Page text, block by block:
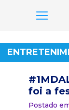
para
o
foi a
Postado